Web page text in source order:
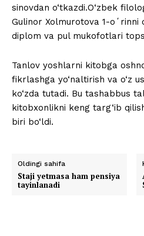
sinovdan o‘tkazdi.O‘zbek
Gulinor Xolmurotova 1-oʻrinni
diplom va pul mukofotlari
Tanlov yoshlarni kitobga
fikrlashga yo‘naltirish va o‘z
ko‘zda tutadi. Bu tashabbus
kitobxonlikni keng targ‘ib
biri bo‘ldi.
Oldingi sahifa
Staji yetmasa ham pensiya
tayinlanadi